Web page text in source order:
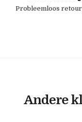
Probleemloos
Andere